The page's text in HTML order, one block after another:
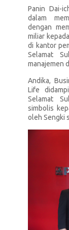
Panin Dai-
dalam
dengan
miliar
di kantor
Selamat
manajemen
Andika,
Life
Selamat
simbolis
oleh Sengki